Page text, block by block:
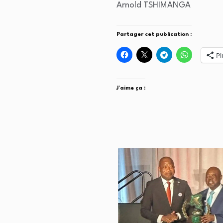
Arnold TSHIMANGA
Partager cet publication :
J’aime ça :